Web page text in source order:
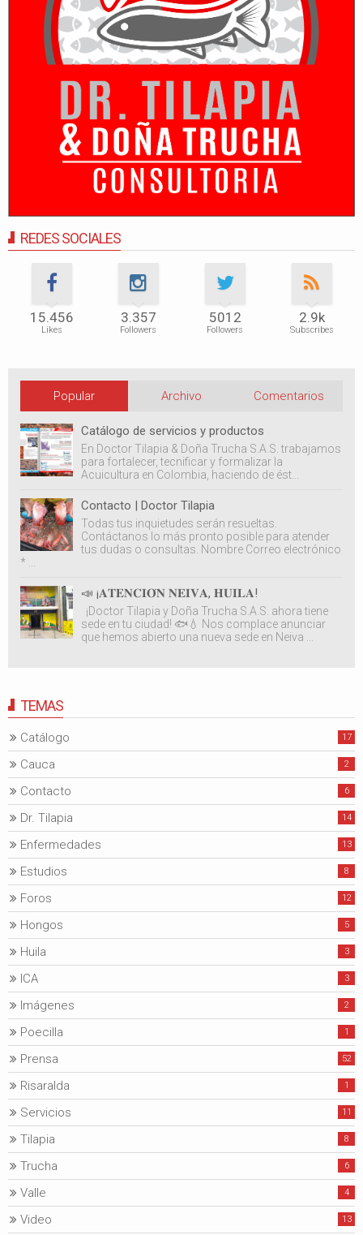
REDES SOCIALES
15.456
Likes
3.357
Followers
5012
Followers
2.9k
Subscribes
Popular Archivo Comentarios
Catálogo de servicios y productos
En Doctor Tilapia & Doña Trucha S.A.S. trabajamos
para fortalecer, tecnificar y formalizar la
Acuicultura en Colombia, haciendo de ést...
Contacto | Doctor Tilapia
Todas tus inquietudes serán resueltas.
Contáctanos lo más pronto posible para atender
tus dudas o consultas. Nombre Correo electrónico
* ...
📣 ¡𝐀𝐓𝐄𝐍𝐂𝐈𝐎́𝐍 𝐍𝐄𝐈𝐕𝐀, 𝐇𝐔𝐈𝐋𝐀!
¡Doctor Tilapia y Doña Trucha S.A.S. ahora tiene
sede en tu ciudad! 🐟💧 Nos complace anunciar
que hemos abierto una nueva sede en Neiva ...
TEMAS
Catálogo 17
Cauca 2
Contacto 6
Dr. Tilapia 14
Enfermedades 13
Estudios 8
Foros 12
Hongos 5
Huila 3
ICA 3
Imágenes 2
Poecilla 1
Prensa 52
Risaralda 1
Servicios 11
Tilapia 8
Trucha 6
Valle 4
Video 13